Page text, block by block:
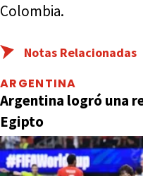
Colombia.
Notas Relacionadas
ARGENTINA
Argentina logró una
Egipto